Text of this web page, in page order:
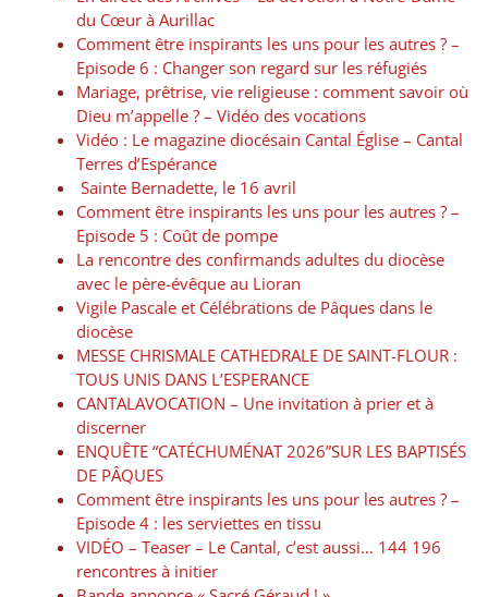
du Cœur à Aurillac
Comment être inspirants les uns pour les autres ? –
Episode 6 : Changer son regard sur les réfugiés
Mariage, prêtrise, vie religieuse : comment savoir où
Dieu m’appelle ? – Vidéo des vocations
Vidéo : Le magazine diocésain Cantal Église – Cantal
Terres d’Espérance
Sainte Bernadette, le 16 avril
Comment être inspirants les uns pour les autres ? –
Episode 5 : Coût de pompe
La rencontre des confirmands adultes du diocèse
avec le père-évêque au Lioran
Vigile Pascale et Célébrations de Pâques dans le
diocèse
MESSE CHRISMALE CATHEDRALE DE SAINT-FLOUR :
TOUS UNIS DANS L’ESPERANCE
CANTALAVOCATION – Une invitation à prier et à
discerner
ENQUÊTE “CATÉCHUMÉNAT 2026”SUR LES BAPTISÉS
DE PÂQUES
Comment être inspirants les uns pour les autres ? –
Episode 4 : les serviettes en tissu
VIDÉO – Teaser – Le Cantal, c’est aussi… 144 196
rencontres à initier